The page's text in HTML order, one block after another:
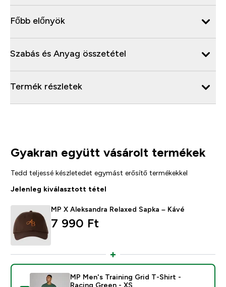
Főbb előnyök
Szabás és Anyag összetétel
Termék részletek
Gyakran együtt vásárolt termékek
Tedd teljessé készletedet egymást erősítő termékekkel
Jelenleg kiválasztott tétel
MP X Aleksandra Relaxed Sapka – Kávé
7 990 Ft‎
MP Men's Training Grid T-Shirt -
Racing Green - XS